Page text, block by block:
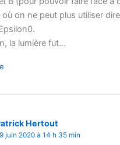
où on ne peut plus utiliser
la lumière fut…
Hertout
juin 2020 à 14 h 35 min